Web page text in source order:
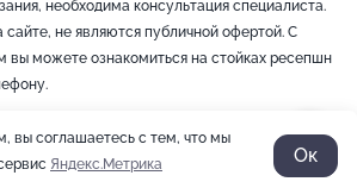
необходима консультация специалиста.
не являются публичной офертой. С
вы можете ознакомиться на стойках ресепшн
Разработано в Zoon
вы соглашаетесь с тем, что мы
Яндекс.Метрика Ок